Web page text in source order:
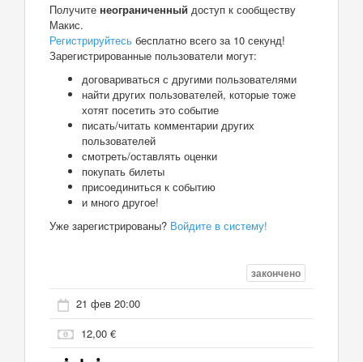
Получите неограниченный доступ к сообществу
Макис.
Регистрируйтесь бесплатно всего за 10 секунд!
Зарегистрированные пользователи могут:
договариваться с другими пользователями
найти других пользователей, которые тоже
хотят посетить это событие
писать/читать комментарии других
пользователей
смотреть/оставлять оценки
покупать билеты
присоединиться к событию
и много другое!
Уже зарегистрированы? Войдите в систему!
закончено
21 фев 20:00
12,00 €